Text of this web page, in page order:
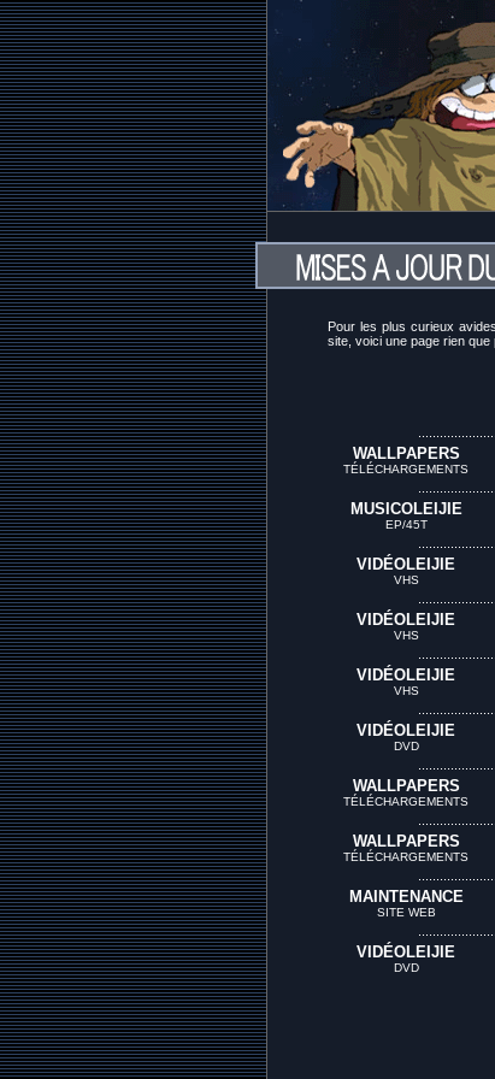
Pour les plus curieux
site, voici une page rien
WALLPAPERS
TÉLÉCHARGEMENTS
MUSICOLEIJIE
EP/45T
VIDÉOLEIJIE
VHS
VIDÉOLEIJIE
VHS
VIDÉOLEIJIE
VHS
VIDÉOLEIJIE
DVD
WALLPAPERS
TÉLÉCHARGEMENTS
WALLPAPERS
TÉLÉCHARGEMENTS
MAINTENANCE
SITE WEB
VIDÉOLEIJIE
DVD